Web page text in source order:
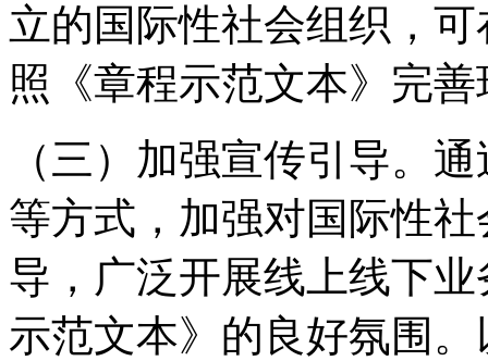
立的国际性社会组织，
照《章程示范文本》完
（三）加强宣传引导。
等方式，加强对国际性
导，广泛开展线上线下
示范文本》的良好氛围